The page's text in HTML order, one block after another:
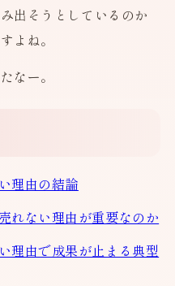
出そうとしているのか
よね。
なー。
理由の結論
れない理由が重要なのか
理由で成果が止まる典型